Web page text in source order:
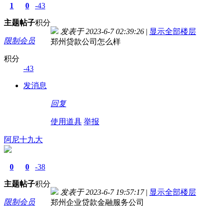
1
主题
0
帖子
-43
积分
限制会员
积分
-43
发消息
发表于 2023-6-7 02:39:26 | 显示全部楼层
郑州贷款公司怎么样
回复
使用道具 举报
阿尼十九大
0
主题
0
帖子
-38
积分
限制会员
发表于 2023-6-7 19:57:17 | 显示全部楼层
郑州企业贷款金融服务公司